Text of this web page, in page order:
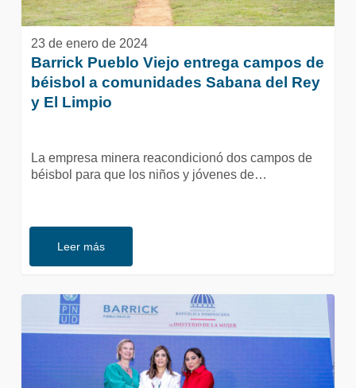
y
El
Limpio
23 de enero de 2024
Barrick Pueblo Viejo entrega campos de
béisbol a comunidades Sabana del Rey
y El Limpio
La empresa minera reacondicionó dos campos de
béisbol para que los niños y jóvenes de…
Leer más
Barrick
Pueblo
Viejo
empresa